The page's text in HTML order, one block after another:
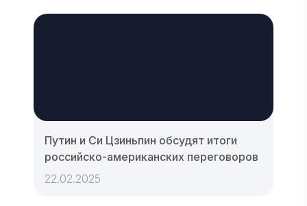
Путин и Си Цзиньпин обсудят итоги
российско-американских переговоров
22.02.2025